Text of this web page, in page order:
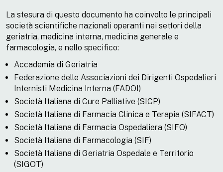
La stesura di questo documento ha coinvolto le principali
società scientifiche nazionali operanti nei settori della
geriatria, medicina interna, medicina generale e
farmacologia, e nello specifico:
Accademia di Geriatria
Federazione delle Associazioni dei Dirigenti Ospedalieri
Internisti Medicina Interna (FADOI)
Società Italiana di Cure Palliative (SICP)
Società Italiana di Farmacia Clinica e Terapia (SIFACT)
Società Italiana di Farmacia Ospedaliera (SIFO)
Società Italiana di Farmacologia (SIF)
Società Italiana di Geriatria Ospedale e Territorio
(SIGOT)